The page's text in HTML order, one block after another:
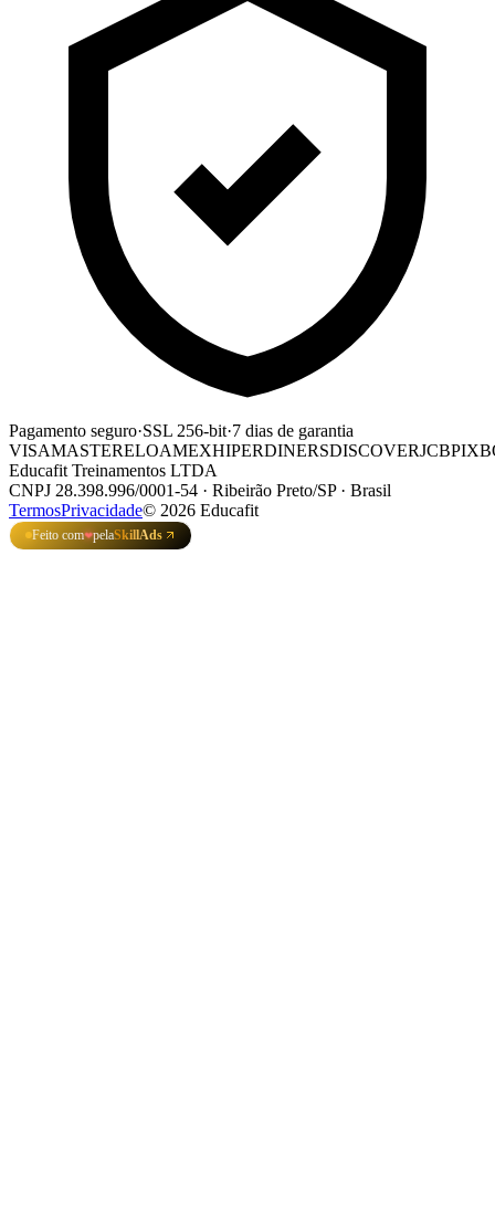
Pagamento seguro·SSL 256-bit·7 dias de garantia
VISAMASTERELOAMEXHIPERDINERSDISCOVERJCBPIX
Educafit Treinamentos LTDA
CNPJ 28.398.996/0001-54 · Ribeirão Preto/SP · Brasil
TermosPrivacidade© 2026 Educafit
Feito com❤pelaSkillAds